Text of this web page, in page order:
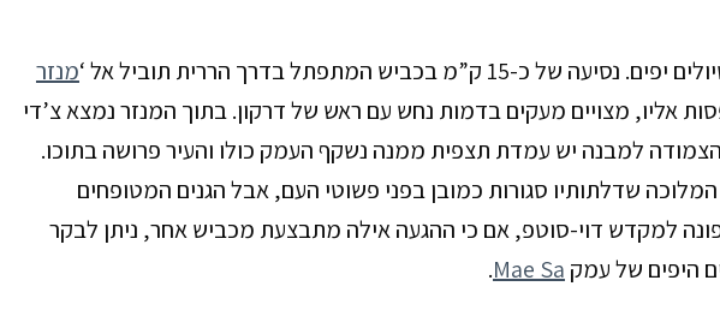
יפים. נסיעה של כ-15 ק”מ בכביש המתפתל בדרך הררית תוביל אל ‘מנזר
אליו, מצויים מעקים בדמות נחש עם ראש של דרקון. בתוך המנזר נמצא צ’די
למבנה יש עמדת תצפית ממנה נשקף העמק כולו והעיר פרושה בתוכו.
שדלתותיו סגורות כמובן בפני פשוטי העם, אבל הגנים המטופחים
למקדש דוי-סוטפ, אם כי ההגעה אילה מתבצעת מכביש אחר, ניתן לבקר
היפים של עמק Mae Sa
.